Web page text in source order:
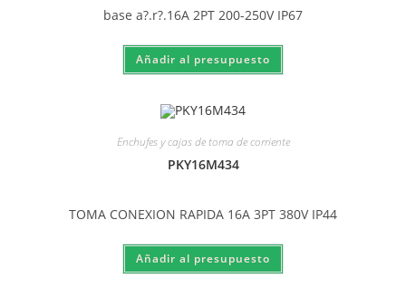
base a?.r?.16A 2PT 200-250V IP67
Enchufes y cajas de toma de corriente
PKY16M434
TOMA CONEXION RAPIDA 16A 3PT 380V IP44